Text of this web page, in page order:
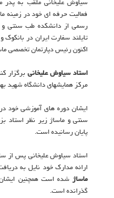
فعالیت حرفه ای خود در
رسمی از دانشکده طب سنتی و
تایلند سفارت ایران در
اکنون رئیس دپارتمان تخصصی
استاد سیاوش علیخانیبرگزار
مرکز همایشهای دانشگاه شهید
ایشان دوره های آموزشی خود
سنتی و ماساژ زیر نظر
پایان رسانیده است.
استاد سیاوش علیخانی پس از
ارائه مدارک خود نایل به
ماساژ شده است همچنین
گذرانده است.